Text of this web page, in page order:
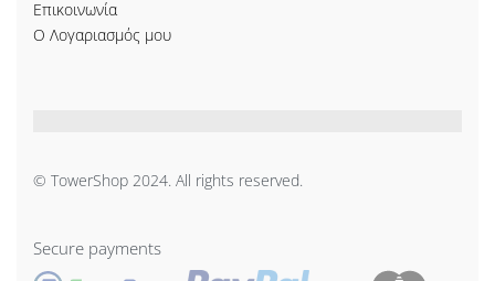
Επικοινωνία
Ο Λογαριασμός μου
© TowerShop 2024. All rights reserved.
Secure payments